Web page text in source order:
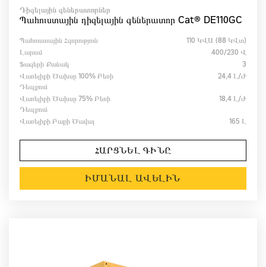
Դիզելային գեներատորներ
Պահուստային դիզելային գեներատոր Cat® DE110GC
Պահուստային Հզորություն
110 ԿՎԱ (88 ԿՎտ)
Լարում
400/230 Վ
Ֆազերի Քանակ
3
Վառելիքի Ծախսը 100% Բեռի
Դեպքում
24,4 Լ/ժ
Վառելիքի Ծախսը 75% Բեռի
Դեպքում
18,4 Լ/ժ
Վառելիքի Բաքի Ծավալ 165 Լ
ՀԱՐՑՆԵԼ ԳԻՆԸ
ԻՄԱՆԱԼ ԱՎԵԼԻՆ